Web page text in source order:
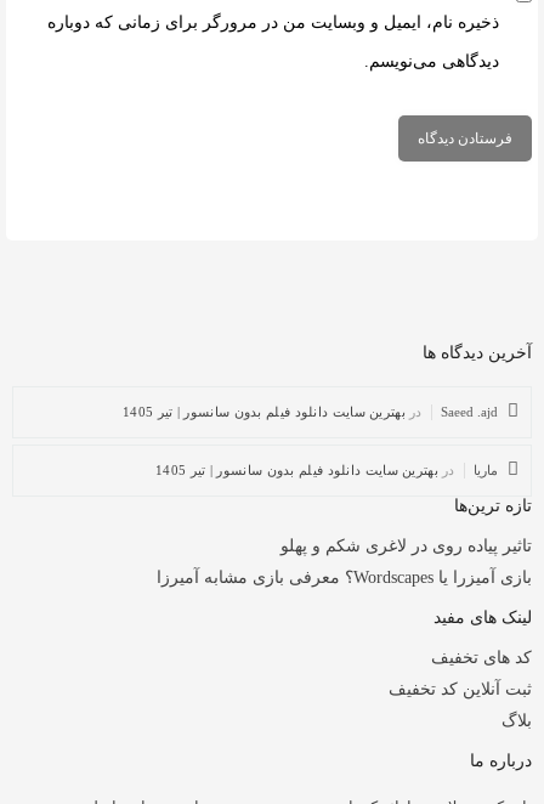
ذخیره نام، ایمیل و وبسایت من در مرورگر برای زمانی که دوباره
دیدگاهی می‌نویسم.
آخرین دیدگاه ها
Saeed .ajd در بهترین سایت دانلود فیلم بدون سانسور | تیر 1405
ماریا در بهترین سایت دانلود فیلم بدون سانسور | تیر 1405
تازه ترین‌ها
تاثیر پیاده روی در لاغری شکم و پهلو
بازی آمیزرا یا Wordscapes؟ معرفی بازی مشابه آمیرزا
لینک های مفید
کد های تخفیف
ثبت آنلاین کد تخفیف
بلاگ
درباره ما